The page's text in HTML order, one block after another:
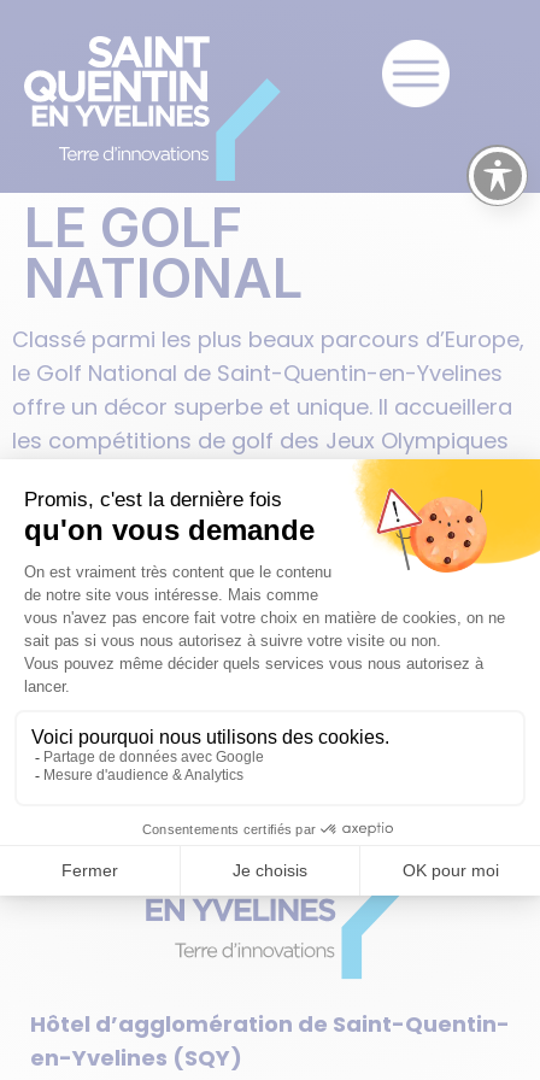
LE GOLF
NATIONAL
Classé parmi les plus beaux parcours d’Europe,
le Golf National de Saint-Quentin-en-Yvelines
offre un décor superbe et unique. Il accueillera
les compétitions de golf des Jeux Olympiques
labellisée « TERRE
DE JEUX »connue pour ses grands événements
sportifs, comme laRyder Cup 2018 .
PUBLICATIONSPRESSEL'AGGLO RECRUTE
CARTOTHÈQUEOPENDATAPLAN DU SITEFAQ
Hôtel d’agglomération de Saint-Quentin-
en-Yvelines (SQY)